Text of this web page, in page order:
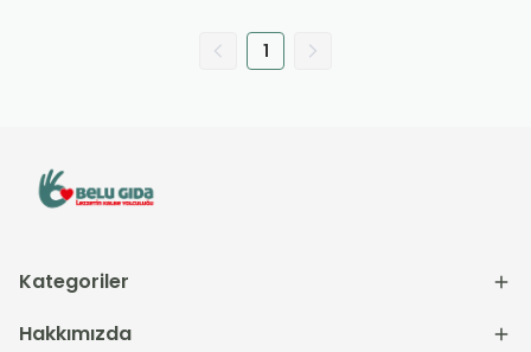
1
Kategoriler
Hakkımızda